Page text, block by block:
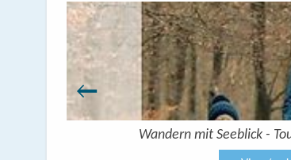
Wandern mit Seeblick -